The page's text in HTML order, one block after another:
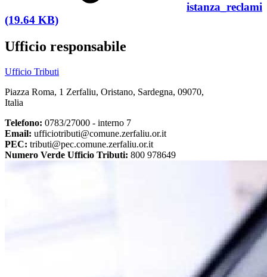
istanza_reclami
(19.64 KB)
Ufficio responsabile
Ufficio Tributi
Piazza Roma, 1 Zerfaliu, Oristano, Sardegna, 09070,
Italia
Telefono: 0783/27000 - interno 7
Email: ufficiotributi@comune.zerfaliu.or.it
PEC: tributi@pec.comune.zerfaliu.or.it
Numero Verde Ufficio Tributi: 800 978649